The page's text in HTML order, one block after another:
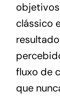
clássico
fluxo de
que